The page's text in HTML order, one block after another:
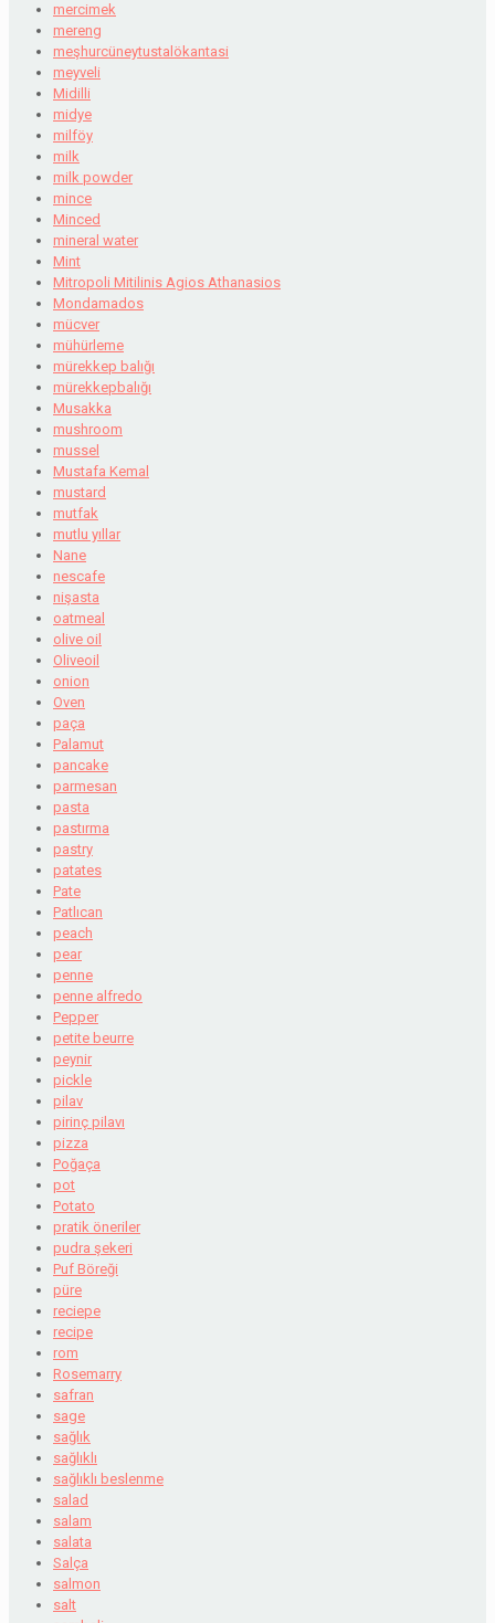
mercimek
mereng
meşhurcüneytustalökantasi
meyveli
Midilli
midye
milföy
milk
milk powder
mince
Minced
mineral water
Mint
Mitropoli Mitilinis Agios Athanasios
Mondamados
mücver
mühürleme
mürekkep balığı
mürekkepbalığı
Musakka
mushroom
mussel
Mustafa Kemal
mustard
mutfak
mutlu yıllar
Nane
nescafe
nişasta
oatmeal
olive oil
Oliveoil
onion
Oven
paça
Palamut
pancake
parmesan
pasta
pastırma
pastry
patates
Pate
Patlıcan
peach
pear
penne
penne alfredo
Pepper
petite beurre
peynir
pickle
pilav
pirinç pilavı
pizza
Poğaça
pot
Potato
pratik öneriler
pudra şekeri
Puf Böreği
püre
reciepe
recipe
rom
Rosemarry
safran
sage
sağlık
sağlıklı
sağlıklı beslenme
salad
salam
salata
Salça
salmon
salt